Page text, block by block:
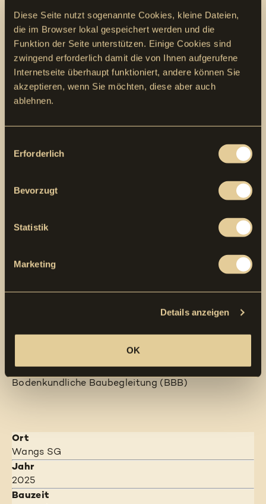
Diese Seite nutzt sogenannte Cookies, kleine Dateien,
die im Browser lokal gespeichert werden und die
Funktion der Seite unterstützen. Einige Cookies sind
zwingend erforderlich damit die von Ihnen aufgerufene
Internetseite überhaupt funktioniert, andere können Sie
akzeptieren, wenn Sie möchten, diese aber auch
ablehnen.
Selection
Erforderlich
Bevorzugt
Statistik
Marketing
Details anzeigen
OK
Ton, Sand, Kies, Steine
Unterquerung von
Strasse, Kanal/Werkleitungen
Baubegleitung
Umweltbaubegleitung (UBB)
Bodenkundliche Baubegleitung (BBB)
Autobahnausfahrt
Pressbohranlage
Bohrlänge
Länge: 6 m, Breite: 4 m, Tiefe: 3 m
Bohrkopf
Vermessung
Umweltbaubegleitung (UBB)
Bodenkundliche Baubegleitung (BBB)
Ort
Wangs SG
Jahr
2025
Bauzeit